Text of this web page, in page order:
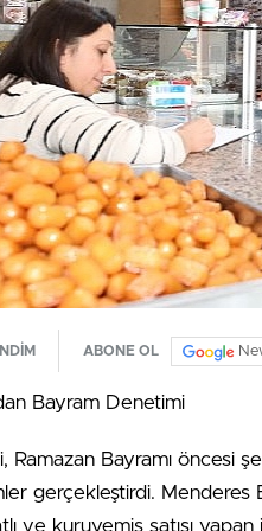
ABONE OL
Bayram Denetimi
Ramazan Bayramı öncesi
gerçekleştirdi. Menderes
ve kuruyemiş satışı